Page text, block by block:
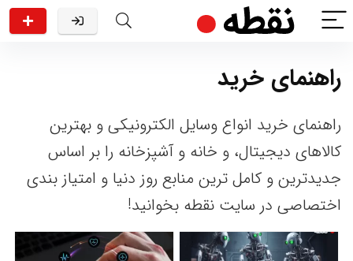
راهنمای خرید
راهنمای خرید انواع وسایل الکترونیکی و بهترین
کالاهای دیجیتال، و خانه و آشپزخانه را بر اساس
جدیدترین و کامل ترین منابع روز دنیا و امتیاز بندی
اختصاصی در سایت نقطه بخوانید!